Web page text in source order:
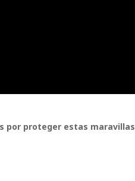
por proteger estas maravillas